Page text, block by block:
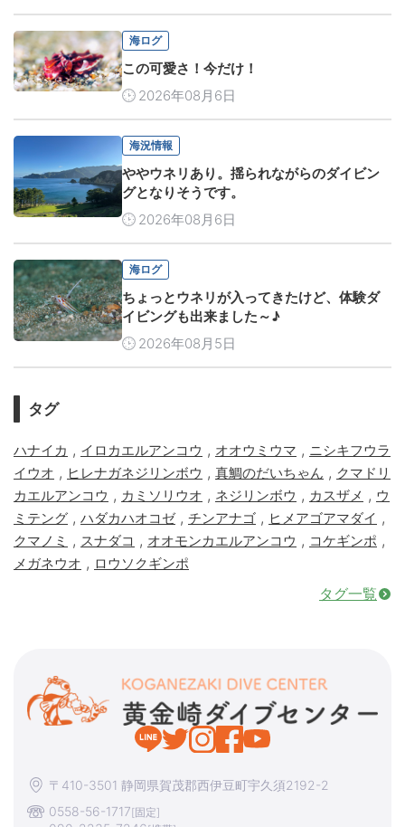
海ログ
この可愛さ！今だけ！
2026年08月6日
海況情報
ややウネリあり。揺られながらのダイビン
グとなりそうです。
2026年08月6日
海ログ
ちょっとウネリが入ってきたけど、体験ダ
イビングも出来ました～♪
2026年08月5日
タグ
ハナイカ , イロカエルアンコウ , オオウミウマ , ニシキフウラ
イウオ , ヒレナガネジリンボウ , 真鯛のだいちゃん , クマドリ
カエルアンコウ , カミソリウオ , ネジリンボウ , カスザメ , ウ
ミテング , ハダカハオコゼ, チンアナゴ , ヒメアゴアマダイ ,
クマノミ , スナダコ , オオモンカエルアンコウ , コケギンポ ,
メガネウオ , ロウソクギンポ
タグ一覧
〒410-3501 静岡県賀茂郡西伊豆町宇久須2192-2
0558-56-1717[固定]